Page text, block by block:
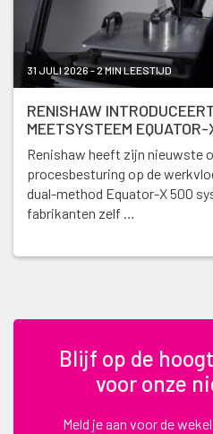
31 JULI 2026 - 2 MIN LEESTIJD
RENISHAW
MEETSYSTEEM
Renishaw heeft zijn nieuwste
procesbesturing op de
dual-method Equator-X 500
fabrikanten zelf …
Blijf op de
voor onze
Meld je aan voor de